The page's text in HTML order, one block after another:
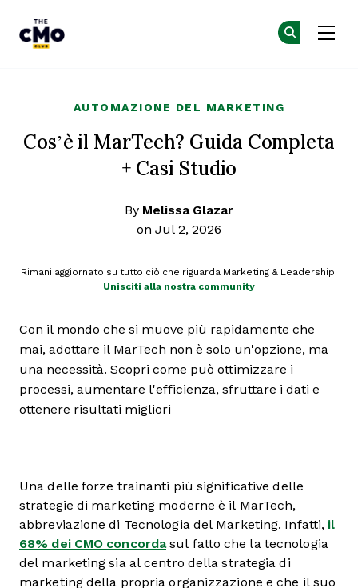
AUTOMAZIONE DEL MARKETING
Cos’è il MarTech? Guida Completa
+ Casi Studio
By Melissa Glazar
on Jul 2, 2026
Rimani aggiornato su tutto ciò che riguarda Marketing & Leadership.
Unisciti alla nostra community
Con il mondo che si muove più rapidamente che
mai, adottare il MarTech non è solo un'opzione, ma
una necessità. Scopri come può ottimizzare i
processi, aumentare l'efficienza, sfruttare i dati e
ottenere risultati migliori
Una delle forze trainanti più significative delle
strategie di marketing moderne è il MarTech,
abbreviazione di Tecnologia del Marketing. Infatti, il
68% dei CMO concordasul fatto che la tecnologia
del marketing sia al centro della strategia di
marketing della propria organizzazione e che il suo